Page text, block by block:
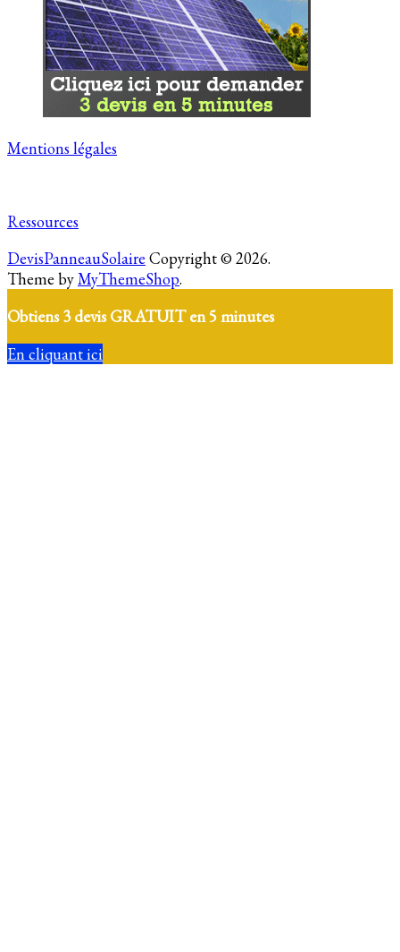
Mentions légales
Ressources
DevisPanneauSolaire Copyright © 2026.
Theme byMyThemeShop.
Obtiens 3 devis GRATUIT en 5 minutes
En cliquant ici